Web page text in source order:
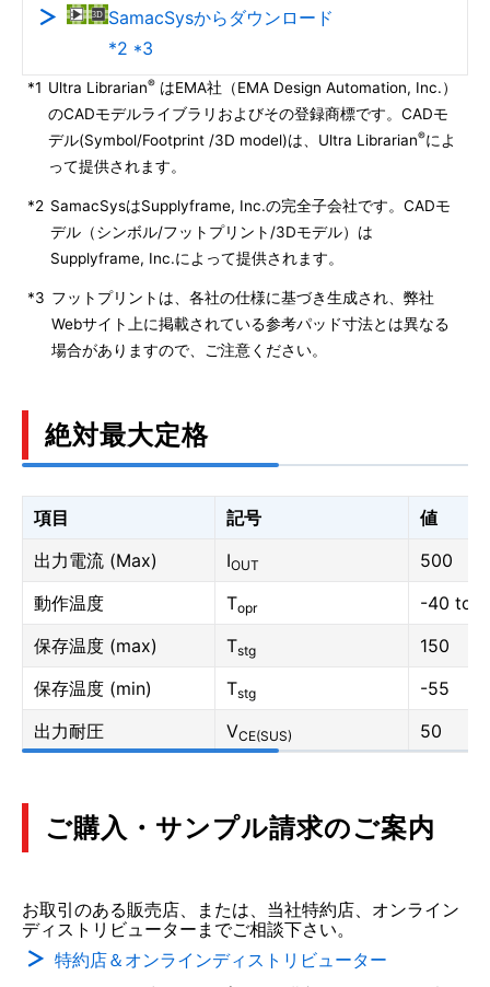
SamacSysからダウンロード
*2 *3
*1 Ultra Librarian® はEMA社（EMA Design Automation, Inc.）
のCADモデルライブラリおよびその登録商標です。CADモ
デル(Symbol/Footprint /3D model)は、Ultra Librarian®によ
って提供されます。
*2 SamacSysはSupplyframe, Inc.の完全子会社です。CADモ
デル（シンボル/フットプリント/3Dモデル）は
Supplyframe, Inc.によって提供されます。
*3 フットプリントは、各社の仕様に基づき生成され、弊社
Webサイト上に掲載されている参考パッド寸法とは異なる
場合がありますので、ご注意ください。
絶対最大定格
項目 記号
値
出力電流 (Max)
IOUT
500
動作温度
Topr
-40 to
保存温度 (max)
Tstg
150
保存温度 (min)
Tstg
-55
出力耐圧
VCE(SUS) 50
ご購入・サンプル請求のご案内
お取引のある販売店、または、当社特約店、オンライン
ディストリビューターまでご相談下さい。
特約店＆オンラインディストリビューター